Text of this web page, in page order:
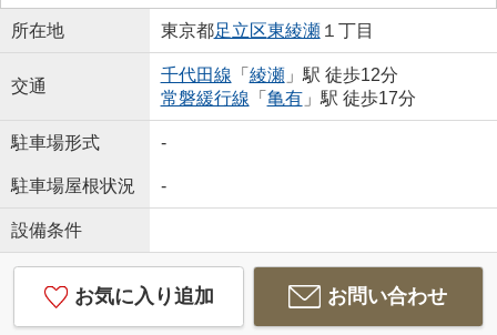
所在地 東京都足立区東綾瀬１丁目
交通
千代田線 「 綾瀬」駅 徒歩12分
常磐緩行線 「 亀有」駅 徒歩17分
駐車場形式 -
駐車場屋根状況 -
設備条件
お気に入り追加 お問い合わせ